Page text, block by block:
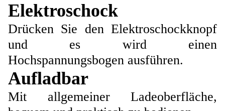
Elektroschock
Drücken Sie den Elektroschockknopf
und es wird einen
Hochspannungsbogen ausführen.
Aufladbar
Mit allgemeiner Ladeoberfläche,